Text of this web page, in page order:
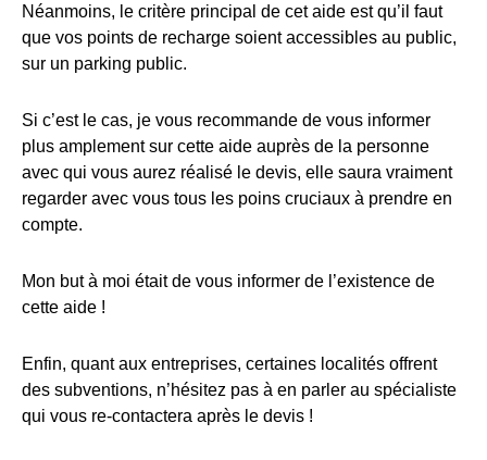
Néanmoins, le critère principal de cet aide est qu’il faut
que vos points de recharge soient accessibles au public,
sur un parking public.
Si c’est le cas, je vous recommande de vous informer
plus amplement sur cette aide auprès de la personne
avec qui vous aurez réalisé le devis, elle saura vraiment
regarder avec vous tous les poins cruciaux à prendre en
compte.
Mon but à moi était de vous informer de l’existence de
cette aide !
Enfin, quant aux entreprises, certaines localités offrent
des subventions, n’hésitez pas à en parler au spécialiste
qui vous re-contactera après le devis !